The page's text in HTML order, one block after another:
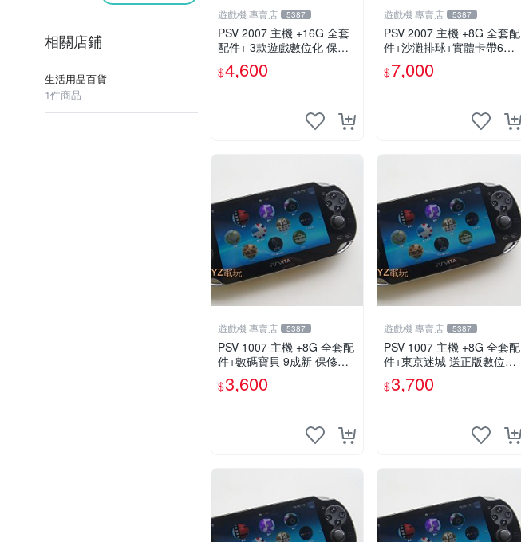
相關店鋪
生活用品百貨
1件商品
遊戲機 專賣店 5387
PSV 2007 主機 +16G 全套
配件+ 3款遊戲數位化 保修
一年 品質有保障
$4,600
遊戲機 專賣店 5387
PSV 2007 主機 +8G 全套配
件+沙灘排球+實體卡帶6張
保修一年 品質有保障
$7,000
遊戲機 專賣店 5387
PSV 1007 主機 +8G 全套配
件+數碼寶貝 9成新 保修一
年 品質有保障 psvita
$3,600
遊戲機 專賣店 5387
PSV 1007 主機 +8G 全套配
件+東京迷城 送正版數位遊
$3,700